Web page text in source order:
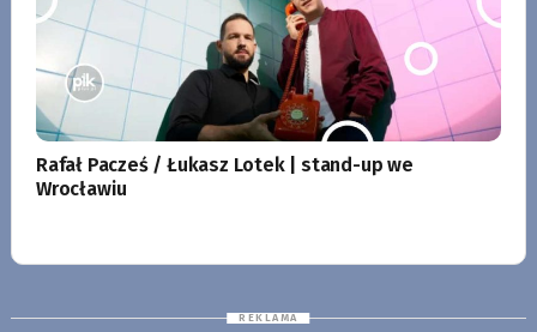
Rafał Pacześ / Łukasz Lotek | stand-up we
Wrocławiu